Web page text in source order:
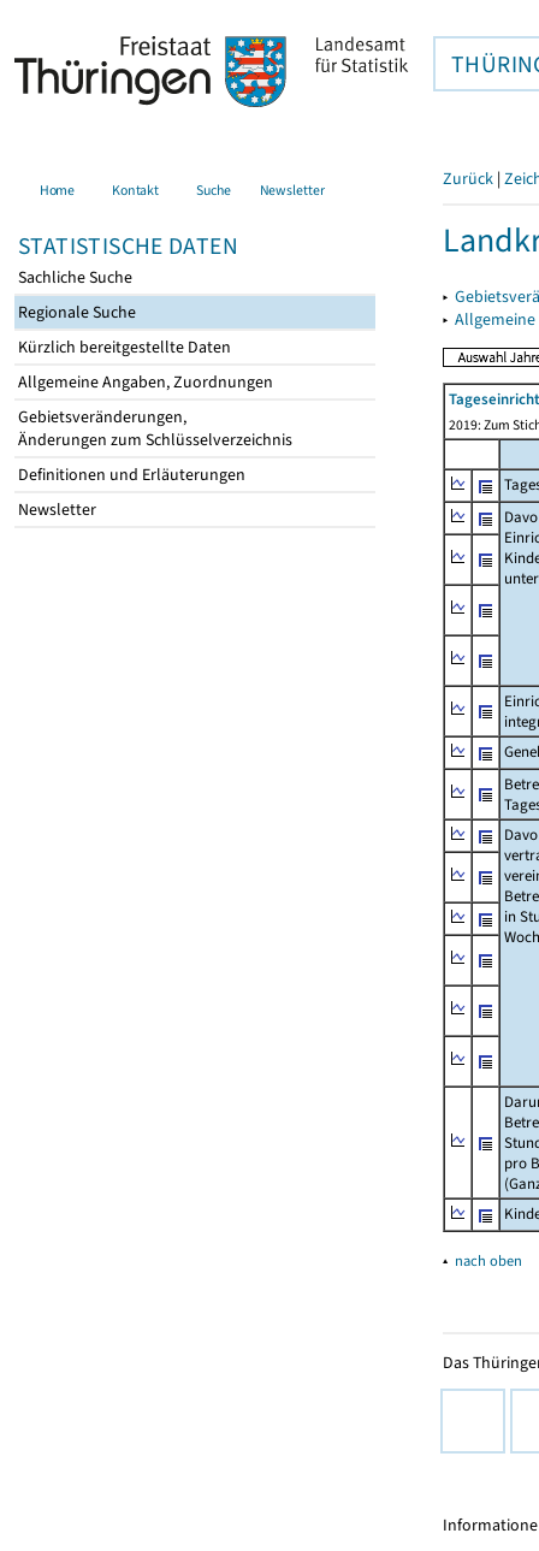
Home Kontakt Suche Newsletter
STATISTISCHE DATEN
Sachliche Suche
Regionale Suche
Kürzlich bereitgestellte Daten
Allgemeine Angaben, Zuordnungen
Gebietsveränderungen,
Änderungen zum Schlüsselverzeichnis
Definitionen und Erläuterungen
Newsletter
Zurück |
▸
▸
2019: Zum
in
pro
▴ nach oben
Das